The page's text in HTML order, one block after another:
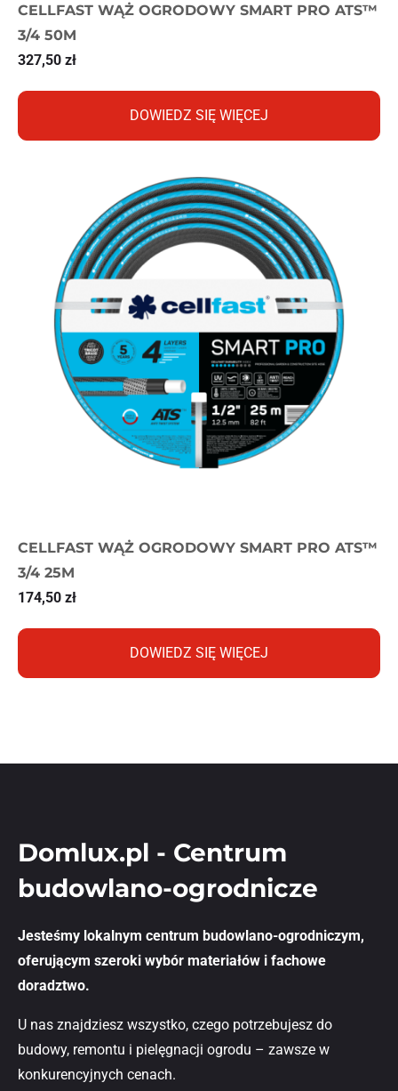
CELLFAST WĄŻ OGRODOWY SMART PRO ATS™
3/4 50M
327,50 zł
DOWIEDZ SIĘ WIĘCEJ
CELLFAST WĄŻ OGRODOWY SMART PRO ATS™
3/4 25M
174,50 zł
DOWIEDZ SIĘ WIĘCEJ
Domlux.pl - Centrum
budowlano-ogrodnicze
Jesteśmy lokalnym centrum budowlano-ogrodniczym,
oferującym szeroki wybór materiałów i fachowe
doradztwo.
U nas znajdziesz wszystko, czego potrzebujesz do
budowy, remontu i pielęgnacji ogrodu – zawsze w
konkurencyjnych cenach.